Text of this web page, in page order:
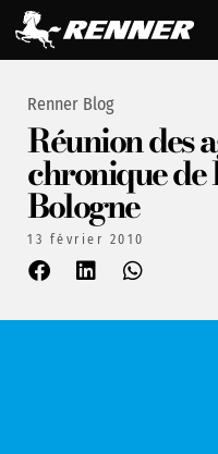
Renner Blog
Réunion des
chronique de
Bologne
13 février 2010